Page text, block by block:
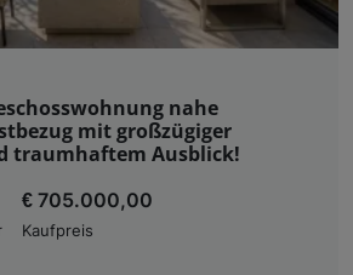
nahe
mit großzügiger
traumhaftem Ausblick!
€ 705.000,00
Kaufpreis